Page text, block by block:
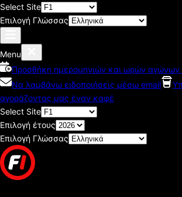
Select Site
Επιλογή Γλώσσας
Menu
Προσθήκη ημερομηνιών και ωρών αγώνων
Να λαμβάνω ειδοποιήσεις μέσω email
αγοράζοντας μας έναν καφέ
Select Site
Επιλογή έτους
Επιλογή Γλώσσας